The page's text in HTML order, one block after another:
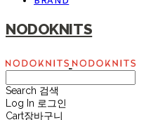
NODOKNITS
Search 검색
Log In 로그인
Cart장바구니